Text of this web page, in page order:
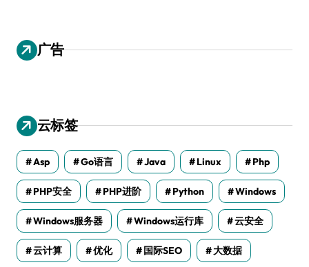
广告
云标签
Asp Go语言 Java Linux Php
PHP安全 PHP进阶 Python Windows
Windows服务器 Windows运行库 云安全
云计算 优化 国际SEO 大数据